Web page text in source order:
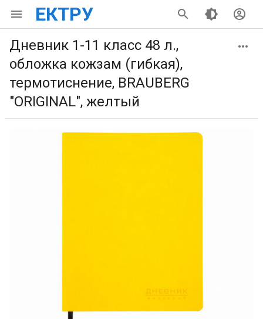
ЕКТРУ
Дневник 1-11 класс 48 л.,
обложка кожзам (гибкая),
термотиснение, BRAUBERG
"ORIGINAL", желтый